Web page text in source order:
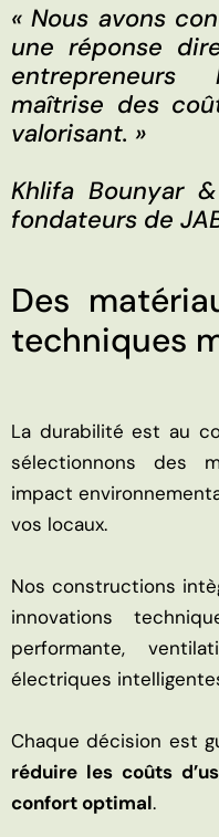
« Nous avons
une réponse
maîtrise des
valorisant. »
Khlifa Bounyar
fondateurs de
Des
techniques
La durabilité est au
sélectionnons des
impact
vos locaux.
Nos constructions
innovations
performante,
électriques
Chaque décision est
réduire les coûts
confort optimal.